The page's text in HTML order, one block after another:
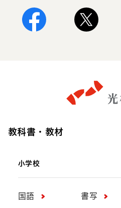
教科書・教材
小学校
国語 書写